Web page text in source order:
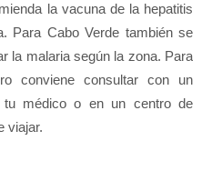
la vacuna de la hepatitis
Para Cabo Verde también se
la malaria según la zona. Para
conviene consultar con un
tu médico o en un centro de
viajar.